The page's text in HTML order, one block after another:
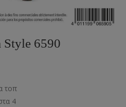
Style 6590
τοπ
4